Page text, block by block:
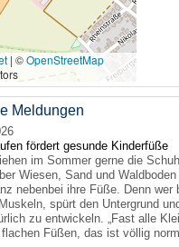
| ©OpenStreetMap
Meldungen
fördert gesunde Kinderfüße
im Sommer gerne die
Wiesen, Sand und
nebenbei ihre Füße. Denn wer
spürt den Untergrund
zu entwickeln. „Fast alle
Füßen, das ist völlig